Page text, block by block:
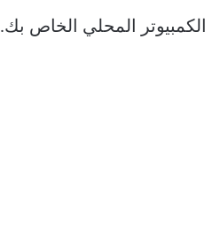
الكمبيوتر المحلي الخاص بك.